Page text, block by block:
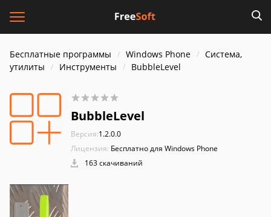
Бесплатные программы Windows Phone
Система,
утилиты
Инструменты BubbleLevel
BubbleLevel
Версия:1.2.0.0
Лицензия: Бесплатно для Windows Phone
163 скачиваний